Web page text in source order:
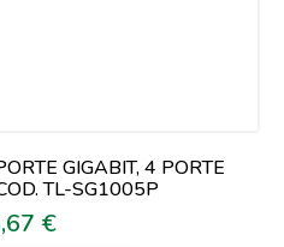
GIGABIT, 4 PORTE
TL-SG1005P
€